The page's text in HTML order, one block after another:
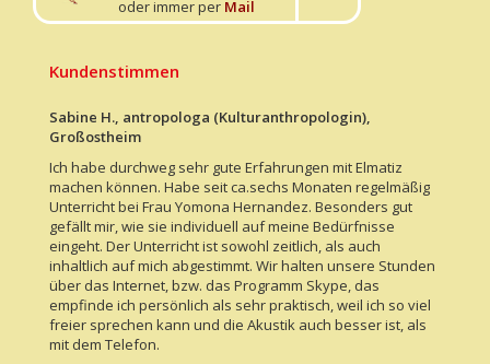
oder immer per Mail
Kundenstimmen
Sabine H., antropologa (Kulturanthropologin),
Großostheim
Ich habe durchweg sehr gute Erfahrungen mit Elmatiz
machen können. Habe seit ca.sechs Monaten regelmäßig
Unterricht bei Frau Yomona Hernandez. Besonders gut
gefällt mir, wie sie individuell auf meine Bedürfnisse
eingeht. Der Unterricht ist sowohl zeitlich, als auch
inhaltlich auf mich abgestimmt. Wir halten unsere Stunden
über das Internet, bzw. das Programm Skype, das
empfinde ich persönlich als sehr praktisch, weil ich so viel
freier sprechen kann und die Akustik auch besser ist, als
mit dem Telefon.